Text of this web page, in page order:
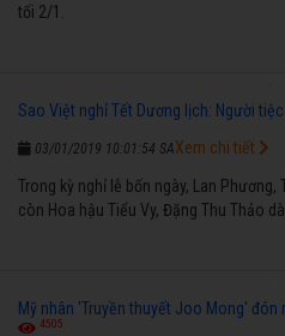
tối 2/1.
Sao Việt nghỉ Tết Dương lịch: Người
03/01/2019 10:01:54 SA
Trong kỳ nghỉ lễ bốn ngày, Lan
còn Hoa hậu Tiểu Vy, Đặng Thu Thảo
Xem chi tiết
Mỹ nhân 'Truyền thuyết Joo Mong'
4505